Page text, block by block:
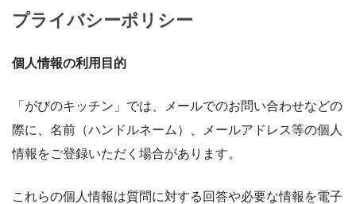
プライバシーポリシー
個人情報の利用目的
「がびのキッチン」では、メールでのお問い合わせなどの
際に、名前（ハンドルネーム）、メールアドレス等の個人
情報をご登録いただく場合があります。
これらの個人情報は質問に対する回答や必要な情報を電子